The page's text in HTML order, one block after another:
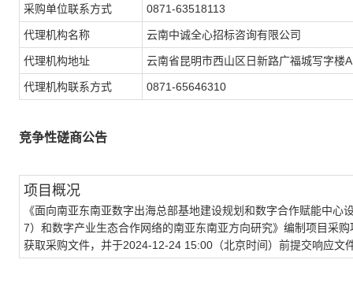
采购单位联系方式 0871-63518113
代理机构名称 云南中诚全心招标咨询有限公司
代理机构地址 云南省昆明市西山区日新路广福城写字楼
代理机构联系方式 0871-65646310
竞争性磋商公告
项目概况
《面向南亚东南亚数字出海总部基地建设规划和数字合作赋能中
7）和数字产业生态合作网络的南亚东南亚方向研究》编制项目采
获取采购文件，并于2024-12-24 15:00（北京时间）前提交响应文